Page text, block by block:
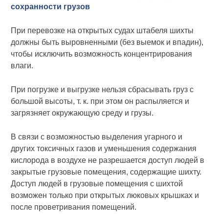
сохранности грузов
При перевозке на открытых судах штабеля шихты
должны быть выровненными (без выемок и впадин),
чтобы исключить возможность концентрирования
влаги.
При погрузке и выгрузке нельзя сбрасывать груз с
большой высоты, т. к. при этом он распыляется и
загрязняет окружающую среду и грузы.
В связи с возможностью выделения угарного и
других токсичных газов и уменьшения содержания
кислорода в воздухе не разрешается доступ людей в
закрытые грузовые помещения, содержащие шихту.
Доступ людей в грузовые помещения с шихтой
возможен только при открытых люковых крышках и
после проветривания помещений.